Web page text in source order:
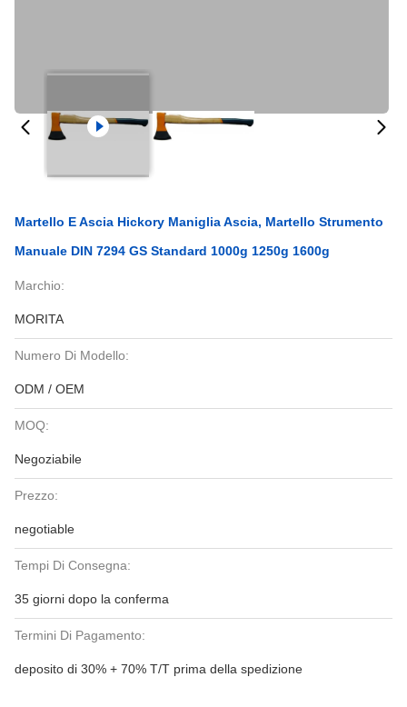
Martello E Ascia Hickory Maniglia Ascia, Martello Strumento
Manuale DIN 7294 GS Standard 1000g 1250g 1600g
Marchio:
MORITA
Numero Di Modello:
ODM / OEM
MOQ:
Negoziabile
Prezzo:
negotiable
Tempi Di Consegna:
35 giorni dopo la conferma
Termini Di Pagamento:
deposito di 30% + 70% T/T prima della spedizione